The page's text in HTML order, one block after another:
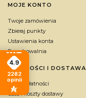
MOJE KONTO
Twoje zamówienia
Zbieraj punkty
Ustawienia konta
Przechowalnia
PŁATNOŚCI I DOSTAWA
Formy płatności
Czas i koszty dostawy
4.9
2282
opinii